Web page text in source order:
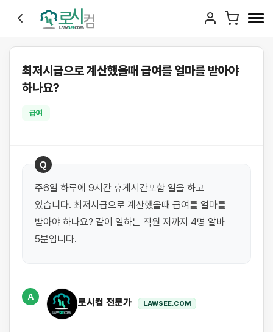
최저시급으로 계산했을때 급여를 얼마를 받아야
하나요?
급여
Q
주6일 하루에 9시간 휴게시간포함 일을 하고
있습니다. 최저시급으로 계산했을때 급여를 얼마를
받아야 하나요? 같이 일하는 직원 저까지 4명 알바
5분입니다.
A
로시컴 전문가 LAWSEE.COM